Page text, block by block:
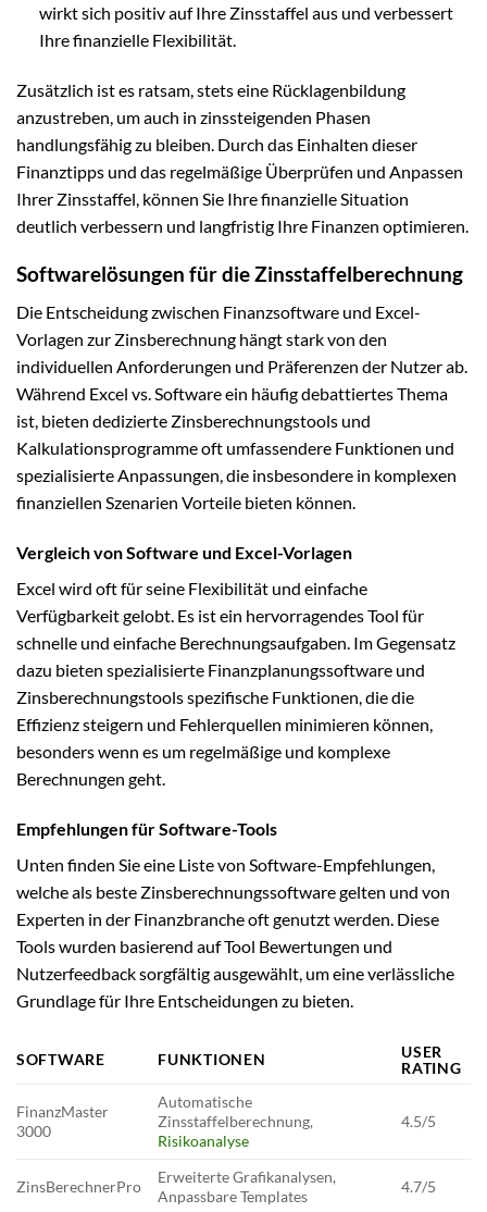
wirkt sich positiv auf Ihre Zinsstaffel aus und verbessert
Ihre finanzielle Flexibilität.
Zusätzlich ist es ratsam, stets eine Rücklagenbildung
anzustreben, um auch in zinssteigenden Phasen
handlungsfähig zu bleiben. Durch das Einhalten dieser
Finanztipps und das regelmäßige Überprüfen und Anpassen
Ihrer Zinsstaffel, können Sie Ihre finanzielle Situation
deutlich verbessern und langfristig Ihre Finanzen optimieren.
Softwarelösungen für die Zinsstaffelberechnung
Die Entscheidung zwischen Finanzsoftware und Excel-
Vorlagen zur Zinsberechnung hängt stark von den
individuellen Anforderungen und Präferenzen der Nutzer ab.
Während Excel vs. Software ein häufig debattiertes Thema
ist, bieten dedizierte Zinsberechnungstools und
Kalkulationsprogramme oft umfassendere Funktionen und
spezialisierte Anpassungen, die insbesondere in komplexen
finanziellen Szenarien Vorteile bieten können.
Vergleich von Software und Excel-Vorlagen
Excel wird oft für seine Flexibilität und einfache
Verfügbarkeit gelobt. Es ist ein hervorragendes Tool für
schnelle und einfache Berechnungsaufgaben. Im Gegensatz
dazu bieten spezialisierte Finanzplanungssoftware und
Zinsberechnungstools spezifische Funktionen, die die
Effizienz steigern und Fehlerquellen minimieren können,
besonders wenn es um regelmäßige und komplexe
Berechnungen geht.
Empfehlungen für Software-Tools
Unten finden Sie eine Liste von Software-Empfehlungen,
welche als beste Zinsberechnungssoftware gelten und von
Experten in der Finanzbranche oft genutzt werden. Diese
Tools wurden basierend auf Tool Bewertungen und
Nutzerfeedback sorgfältig ausgewählt, um eine verlässliche
Grundlage für Ihre Entscheidungen zu bieten.
SOFTWARE FUNKTIONEN
USER
RATING
FinanzMaster
3000
Automatische
Zinsstaffelberechnung,
Risikoanalyse
4.5/5
ZinsBerechnerPro
Erweiterte Grafikanalysen,
Anpassbare Templates
4.7/5